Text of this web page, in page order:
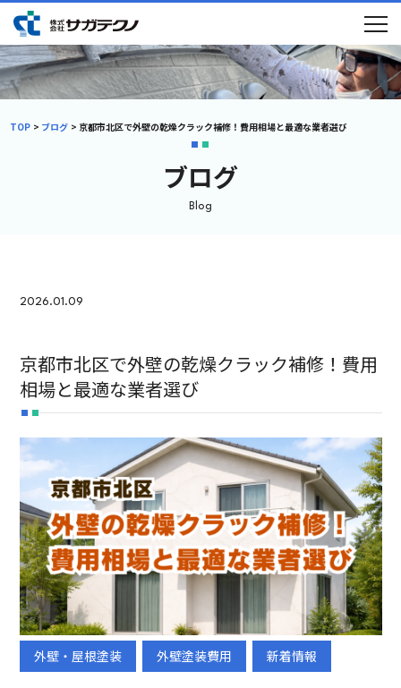
選ばれる理由
施工事例
ブログ
会社概要
採用情報
ブログ
Blog
TOP ブログ 京都市北区で外壁の乾燥クラック補修！費用相場と最適な業者選び
2026.01.09
京都市北区で外壁の乾燥クラック補修！費用
相場と最適な業者選び
外壁・屋根塗装 外壁塗装費用 新着情報